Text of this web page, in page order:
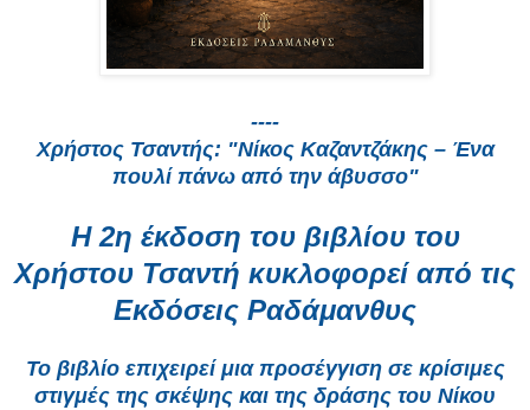
----
Χρήστος Τσαντής: "Νίκος Καζαντζάκης – Ένα
πουλί πάνω από την άβυσσο"
Η 2η έκδοση του βιβλίου του
Χρήστου Τσαντή κυκλοφορεί από τις
Εκδόσεις Ραδάμανθυς
Το βιβλίο επιχειρεί μια προσέγγιση σε κρίσιμες
στιγμές της σκέψης και της δράσης του Νίκου